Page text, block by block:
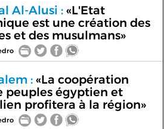
Al-Alusi :«L'Etat
est une création des
et des musulmans»
:«La coopération
peuples égyptien et
profitera à la région»